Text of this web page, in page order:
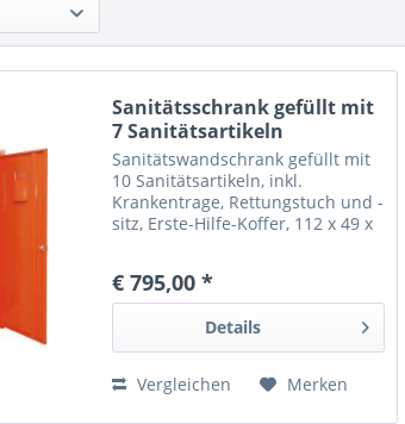
Sanitätsschrank gefüllt mit
7 Sanitätsartikeln
Sanitätswandschrank gefüllt mit
10 Sanitätsartikeln, inkl.
Krankentrage, Rettungstuch und -
sitz, Erste-Hilfe-Koffer, 112 x 49 x
€ 795,00 *
Details
Vergleichen Merken